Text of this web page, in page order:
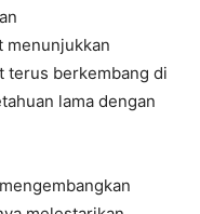
terus berkembang di
lama dengan